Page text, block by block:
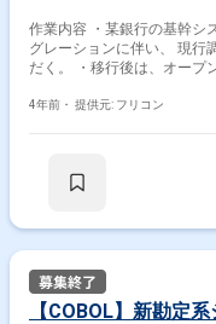
作業内容 ・某銀行の基幹シ
グレーションに伴い、 現行
だく。 ・移行後は、オープ
4年前・ 提供元: フリコン
【COBOL】新勘定
その他開発言語・スキ
Unix
RPG
サーバーサイドエン